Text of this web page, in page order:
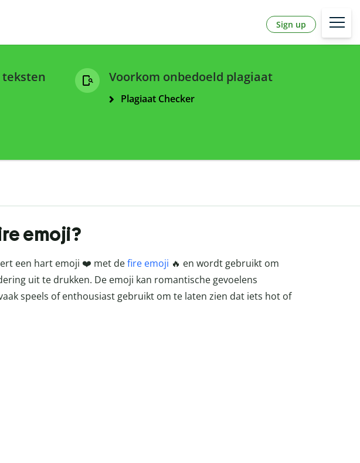
Sign up
Voorkom onbedoeld plagiaat
Plagiaat Checker
emoji?
een hart emoji ❤️ met defire emoji 🔥 en wordt gebruikt om
uit te drukken. De emoji kan romantische gevoelens
speels of enthousiast gebruikt om te laten zien dat iets hot of